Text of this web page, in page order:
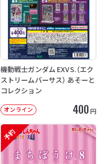
機動戦士ガンダム EXVS.（エク
ストリームバーサス） あそーと
コレクション
オンライン 400 円
予約